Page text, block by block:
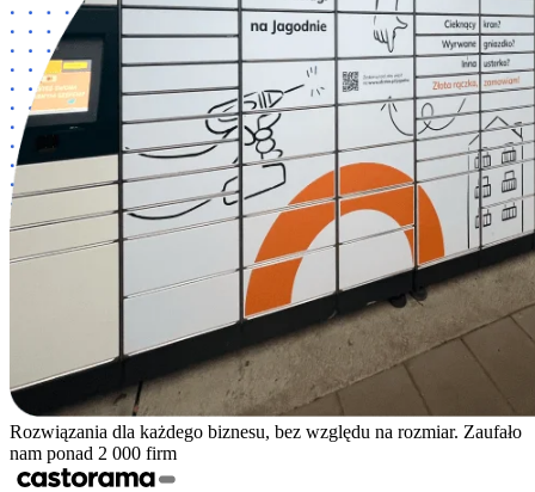
Rozwiązania dla każdego biznesu, bez względu na rozmiar. Zaufało
nam ponad 2 000 firm